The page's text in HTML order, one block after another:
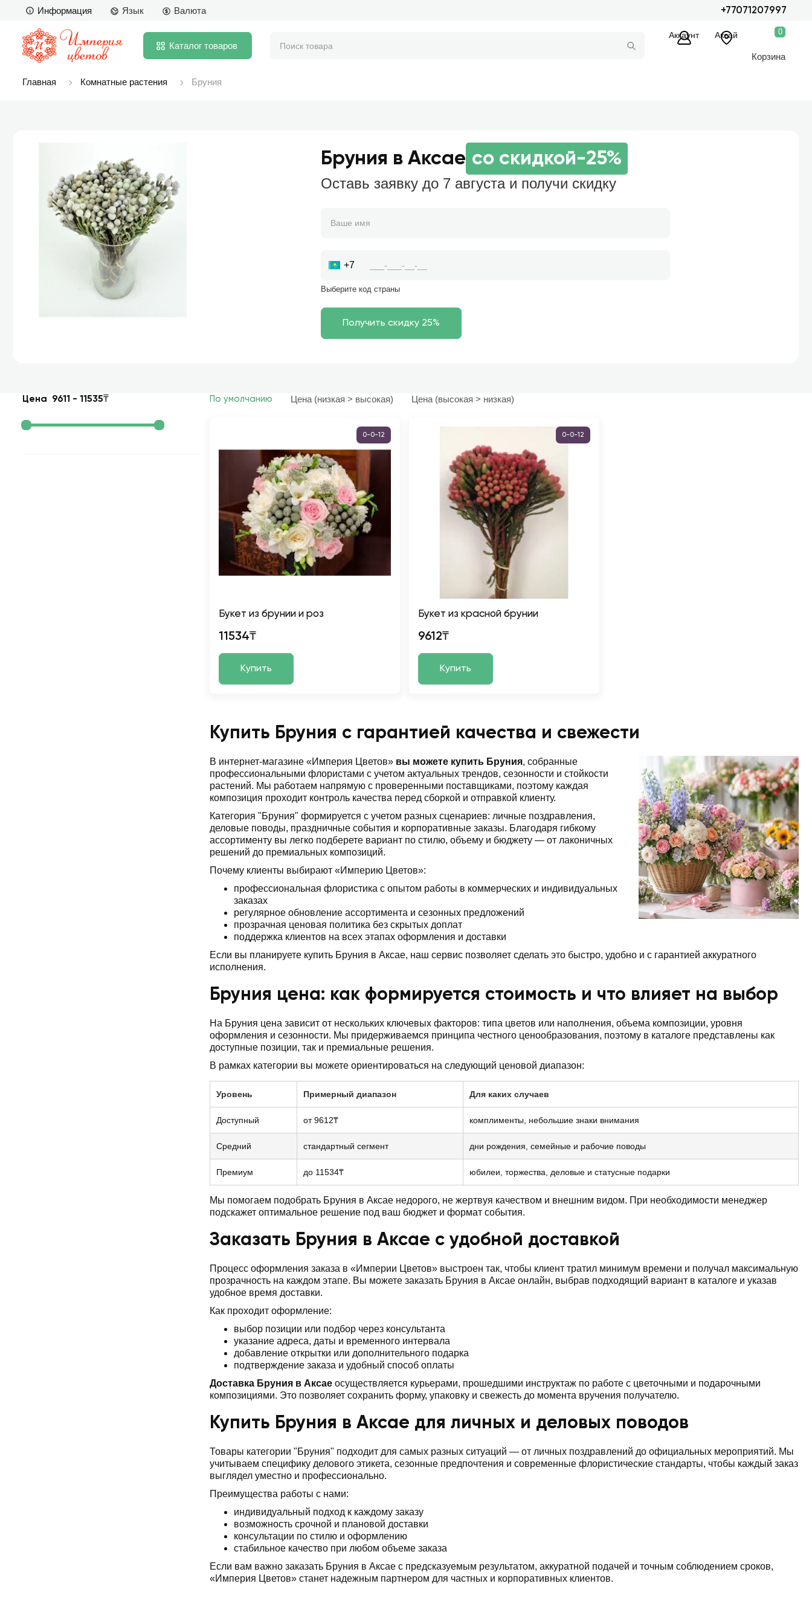
Информация Язык Валюта +77071207997
Каталог товаров
Аккаунт Аксай 0
Корзина
Главная Комнатные растения Бруния
Бруния в Аксае со скидкой-25%
Оставь заявку до 7 августа и получи скидку
+7
Выберите код страны
Цена 9611 - 11535₸ По умолчанию Цена (низкая > высокая) Цена (высокая > низкая)
0-0-12
Букет из брунии и роз
11534₸
Купить
0-0-12
Букет из красной брунии
9612₸
Купить
Купить Бруния с гарантией качества и свежести
В интернет-магазине «Империя Цветов» вы можете купить Бруния, собранные
профессиональными флористами с учетом актуальных трендов, сезонности и стойкости
растений. Мы работаем напрямую с проверенными поставщиками, поэтому каждая
композиция проходит контроль качества перед сборкой и отправкой клиенту.
Категория "Бруния" формируется с учетом разных сценариев: личные поздравления,
деловые поводы, праздничные события и корпоративные заказы. Благодаря гибкому
ассортименту вы легко подберете вариант по стилю, объему и бюджету — от лаконичных
решений до премиальных композиций.
Почему клиенты выбирают «Империю Цветов»:
профессиональная флористика с опытом работы в коммерческих и индивидуальных
заказах
регулярное обновление ассортимента и сезонных предложений
прозрачная ценовая политика без скрытых доплат
поддержка клиентов на всех этапах оформления и доставки
Если вы планируете купить Бруния в Аксае, наш сервис позволяет сделать это быстро, удобно и с гарантией аккуратного
исполнения.
Бруния цена: как формируется стоимость и что влияет на выбор
На Бруния цена зависит от нескольких ключевых факторов: типа цветов или наполнения, объема композиции, уровня
оформления и сезонности. Мы придерживаемся принципа честного ценообразования, поэтому в каталоге представлены как
доступные позиции, так и премиальные решения.
В рамках категории вы можете ориентироваться на следующий ценовой диапазон:
Уровень Примерный диапазон Для каких случаев
Доступный от 9612₸ комплименты, небольшие знаки внимания
Средний стандартный сегмент дни рождения, семейные и рабочие поводы
Премиум до 11534₸ юбилеи, торжества, деловые и статусные подарки
Мы помогаем подобрать Бруния в Аксае недорого, не жертвуя качеством и внешним видом. При необходимости менеджер
подскажет оптимальное решение под ваш бюджет и формат события.
Заказать Бруния в Аксае с удобной доставкой
Процесс оформления заказа в «Империи Цветов» выстроен так, чтобы клиент тратил минимум времени и получал максимальную
прозрачность на каждом этапе. Вы можете заказать Бруния в Аксае онлайн, выбрав подходящий вариант в каталоге и указав
удобное время доставки.
Как проходит оформление:
выбор позиции или подбор через консультанта
указание адреса, даты и временного интервала
добавление открытки или дополнительного подарка
подтверждение заказа и удобный способ оплаты
Доставка Бруния в Аксае осуществляется курьерами, прошедшими инструктаж по работе с цветочными и подарочными
композициями. Это позволяет сохранить форму, упаковку и свежесть до момента вручения получателю.
Купить Бруния в Аксае для личных и деловых поводов
Товары категории "Бруния" подходит для самых разных ситуаций — от личных поздравлений до официальных мероприятий. Мы
учитываем специфику делового этикета, сезонные предпочтения и современные флористические стандарты, чтобы каждый заказ
выглядел уместно и профессионально.
Преимущества работы с нами:
индивидуальный подход к каждому заказу
возможность срочной и плановой доставки
консультации по стилю и оформлению
стабильное качество при любом объеме заказа
Если вам важно заказать Бруния в Аксае с предсказуемым результатом, аккуратной подачей и точным соблюдением сроков,
«Империя Цветов» станет надежным партнером для частных и корпоративных клиентов.